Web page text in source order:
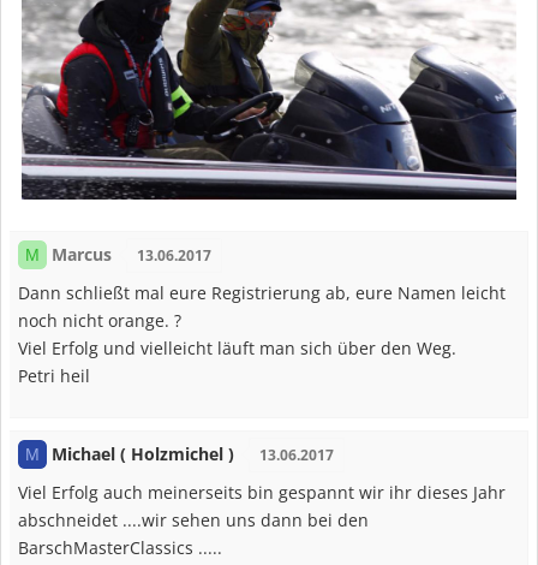
M Marcus 13.06.2017
Dann schließt mal eure Registrierung ab, eure Namen leicht
noch nicht orange. ?
Viel Erfolg und vielleicht läuft man sich über den Weg.
Petri heil
M Michael ( Holzmichel ) 13.06.2017
Viel Erfolg auch meinerseits bin gespannt wir ihr dieses Jahr
abschneidet ....wir sehen uns dann bei den
BarschMasterClassics .....